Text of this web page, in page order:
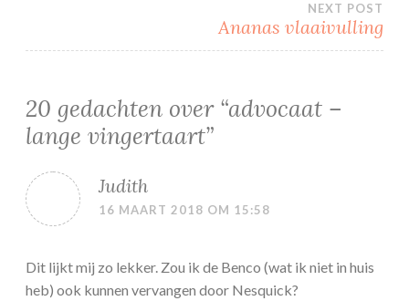
NEXT POST
Ananas vlaaivulling
20 gedachten over “advocaat –
lange vingertaart”
Judith
16 MAART 2018 OM 15:58
Dit lijkt mij zo lekker. Zou ik de Benco (wat ik niet in huis
heb) ook kunnen vervangen door Nesquick?